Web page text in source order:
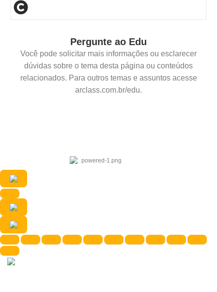
Pergunte ao Edu
Você pode solicitar mais informações ou esclarecer
dúvidas sobre o tema desta página ou conteúdos
relacionados. Para outros temas e assuntos acesse
arclass.com.br/edu.